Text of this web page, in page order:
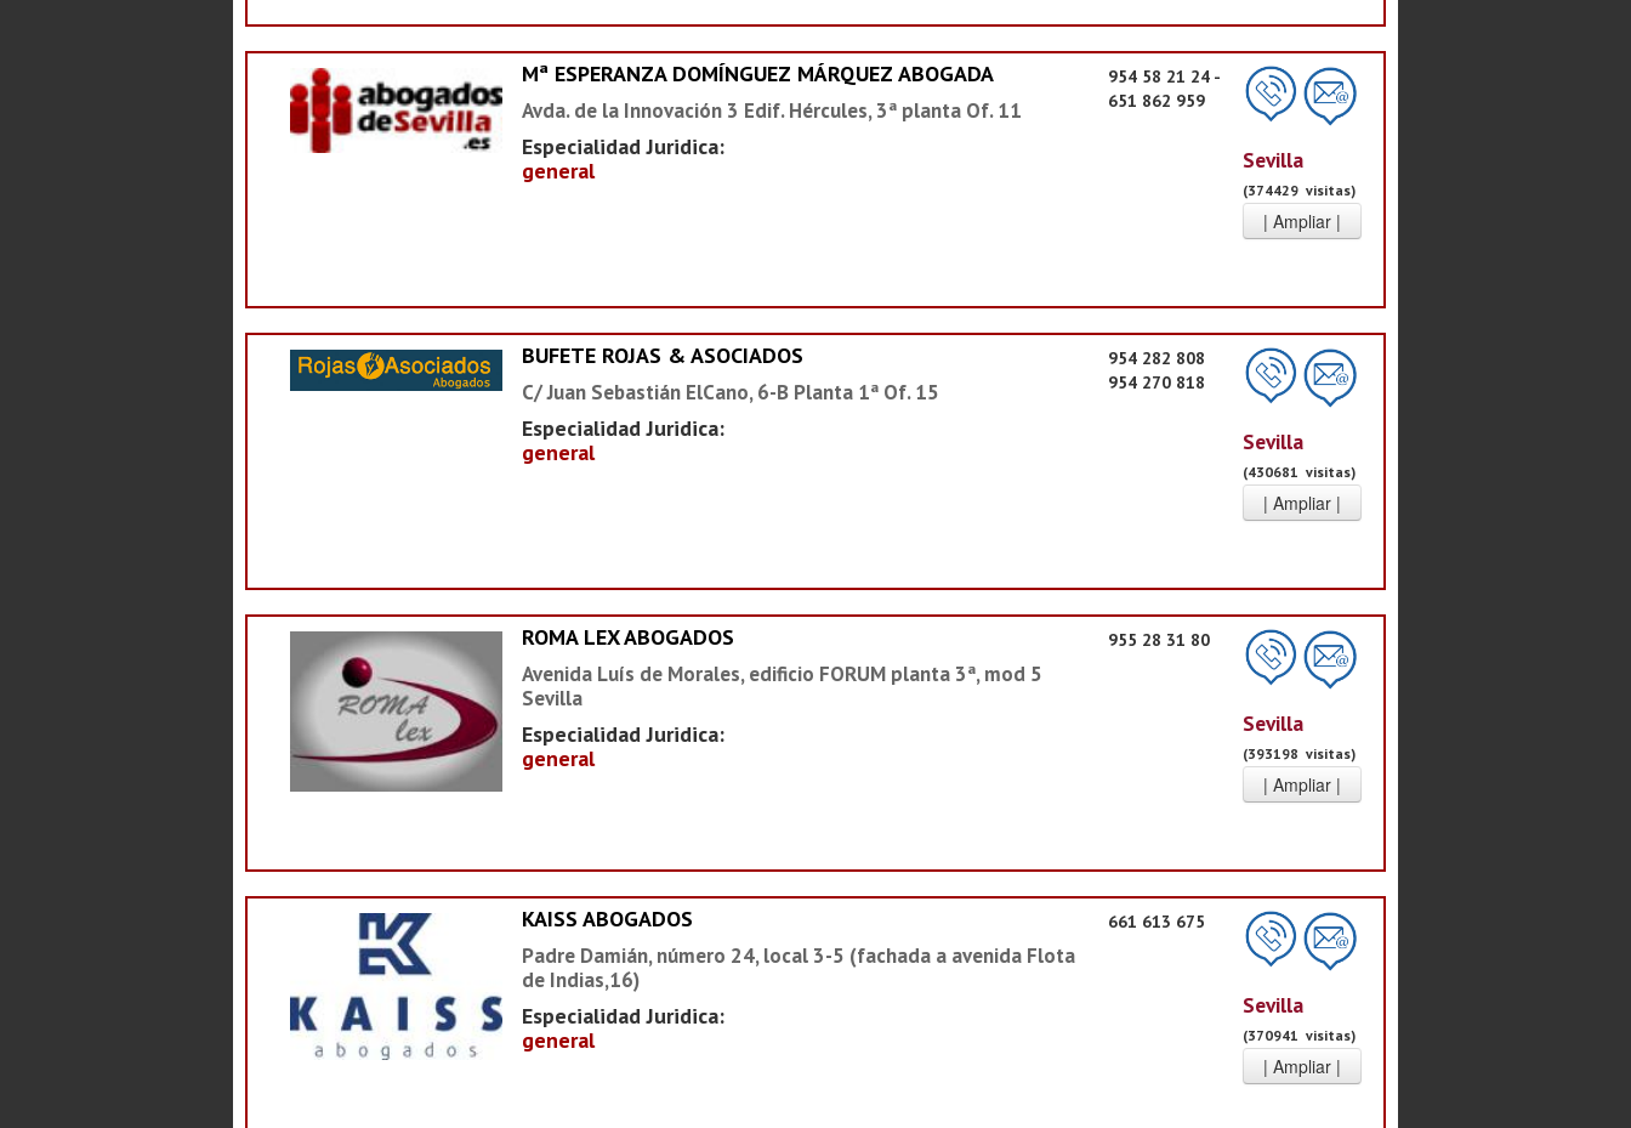
Mª ESPERANZA DOMÍNGUEZ MÁRQUEZ ABOGADA
Avda. de la Innovación 3 Edif. Hércules, 3ª planta Of. 11
Especialidad Juridica:
general
954 58 21 24 -
651 862 959
Sevilla
(374429 visitas)
BUFETE ROJAS & ASOCIADOS
C/ Juan Sebastián ElCano, 6-B Planta 1ª Of. 15
Especialidad Juridica:
general
954 282 808
954 270 818
Sevilla
(430681 visitas)
ROMA LEX ABOGADOS
Avenida Luís de Morales, edificio FORUM planta 3ª, mod 5
Sevilla
Especialidad Juridica:
general
955 28 31 80
Sevilla
(393198 visitas)
KAISS ABOGADOS
Padre Damián, número 24, local 3-5 (fachada a avenida Flota
de Indias,16)
Especialidad Juridica:
general
661 613 675
Sevilla
(370941 visitas)